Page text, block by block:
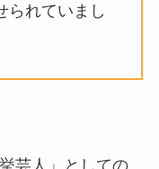
られていまし